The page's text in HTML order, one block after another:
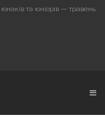
та юніорів — травень